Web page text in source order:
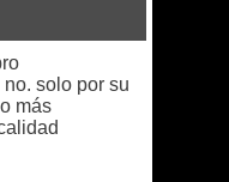
solo por su
más